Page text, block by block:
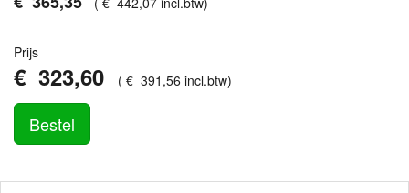
Prijs
€ 323,60 ( € 391 ,56 incl.btw)
Bestel